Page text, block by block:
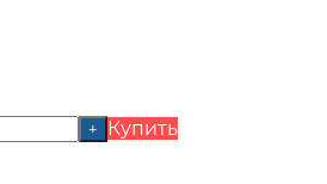
+
Купить